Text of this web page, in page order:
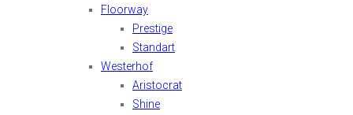
Floorway
Prestige
Standart
Westerhof
Aristocrat
Shine